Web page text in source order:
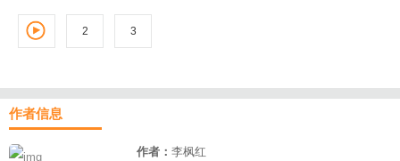
1
2 3
作者信息
作者：李枫红